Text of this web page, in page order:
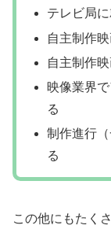
テレビ局
自主制作
自主制作
映像業界
る
制作進行
る
この他にもたく